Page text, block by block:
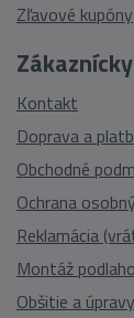
Kontakt
Doprava a
Obchodné
Ochrana
Reklamácia
Montáž
Obšitie a
Zľavové kupóny